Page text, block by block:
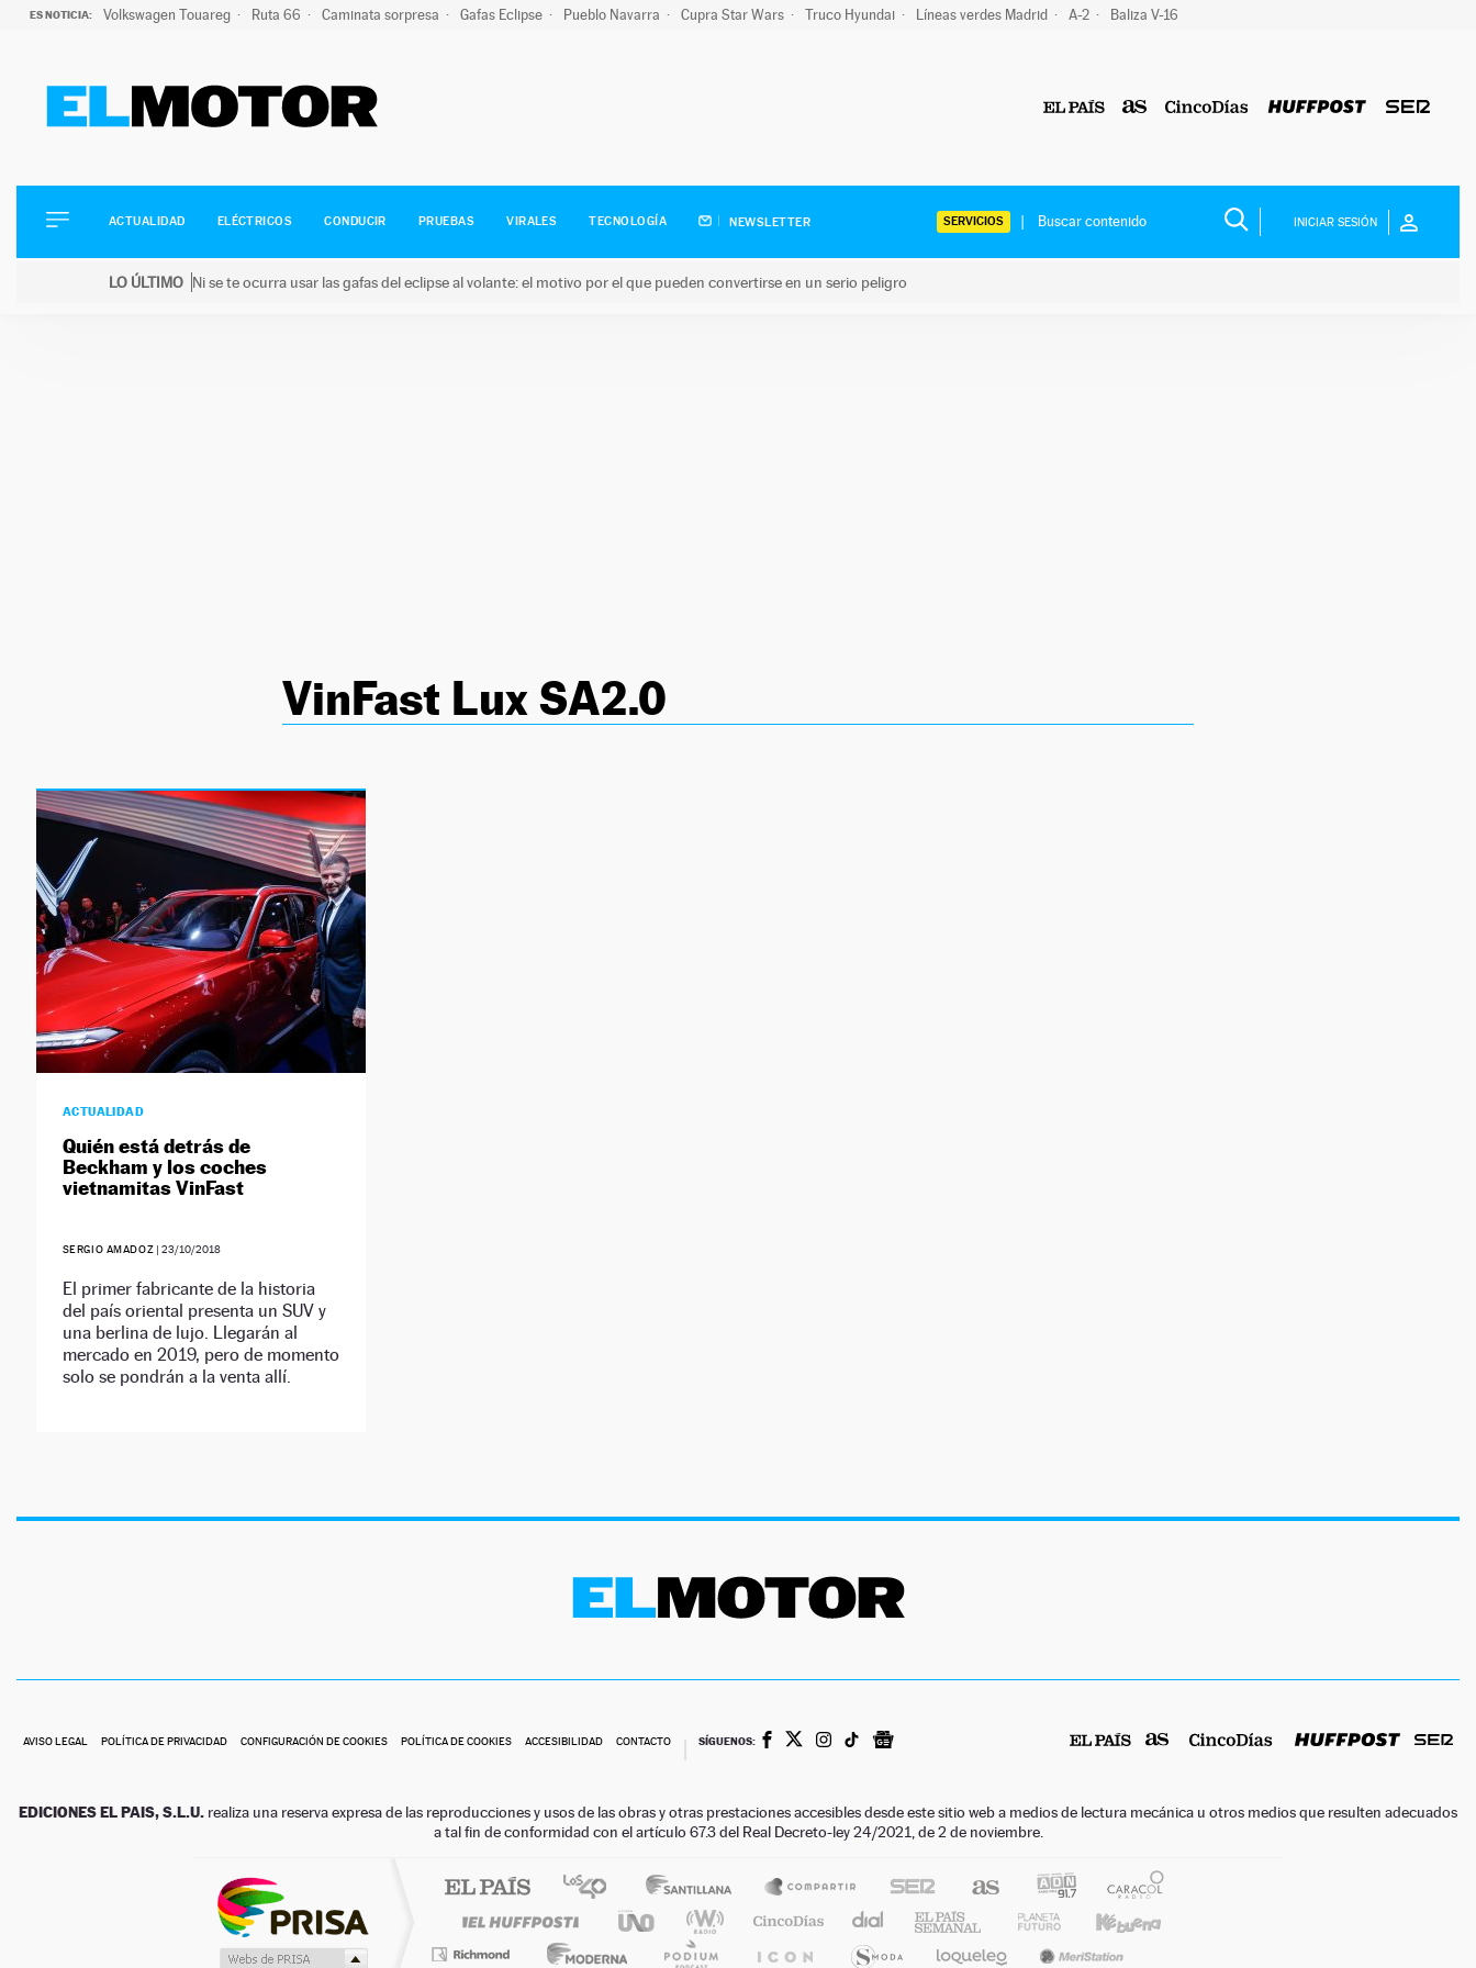
ES NOTICIA: Volkswagen Touareg Ruta 66 Caminata sorpresa Gafas Eclipse Pueblo Navarra Cupra Star Wars Truco Hyundai Líneas verdes Madrid A-2 Baliza V-16
ELÉCTRICOS
CONDUCIR
ACTUALIDAD ELÉCTRICOS CONDUCIR PRUEBAS VIRALES TECNOLOGÍA NEWSLETTER SERVICIOS INICIAR SESIÓN
LO ÚLTIMO Ni se te ocurra usar las gafas del eclipse al volante: el motivo por el que pueden convertirse en un serio peligro
VinFast Lux SA2.0
ACTUALIDAD
Quién está detrás de
Beckham y los coches
vietnamitas VinFast
SERGIO AMADOZ |23/10/2018
El primer fabricante de la historia
del país oriental presenta un SUV y
una berlina de lujo. Llegarán al
mercado en 2019, pero de momento
solo se pondrán a la venta allí.
AVISO LEGAL POLÍTICA DE PRIVACIDAD CONFIGURACIÓN DE COOKIES POLÍTICA DE COOKIES ACCESIBILIDAD CONTACTO SÍGUENOS:
EDICIONES EL PAIS, S.L.U. realiza una reserva expresa de las reproducciones y usos de las obras y otras prestaciones accesibles desde este sitio web a medios de lectura mecánica u otros medios que resulten adecuados
a tal fin de conformidad con el artículo 67.3 del Real Decreto-ley 24/2021, de 2 de noviembre.